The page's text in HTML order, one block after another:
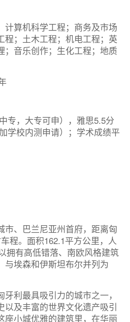
算机科学工程；商务及市场
程；土木工程；机电工程；英
；音乐创作；生化工程；地质
专，大专可申），雅思5.5分
学校内测申请）；学术成绩平
市、巴兰尼亚州首府，距离匈
程。面积162.1平方公里，人
拥有高低错落、南欧风格建筑
与埃森和伊斯坦布尔并列为
利最具吸引力的城市之一，
以及丰富的世界文化遗产吸引
座小城优雅的建筑里，在华丽